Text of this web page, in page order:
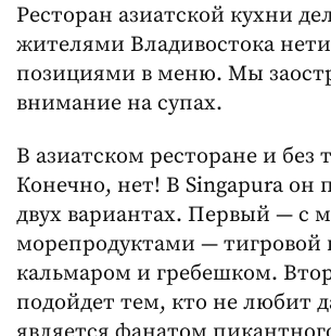
Ресторан азиатской кухни
жителями Владивостока
позициями в меню. Мы
внимание на супах.
В азиатском ресторане и без
Конечно, нет! В Singapura он
двух вариантах. Первый — с
морепродуктами — тигровой
кальмаром и гребешком.
подойдет тем, кто не любит